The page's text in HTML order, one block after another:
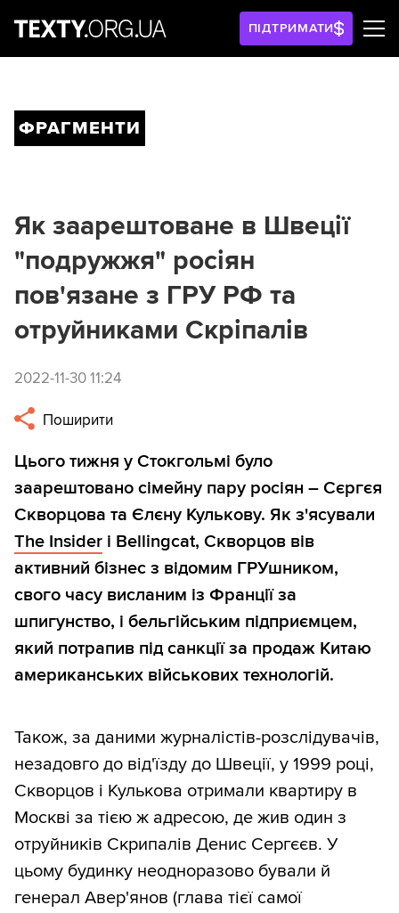
ПІДТРИМАТИ
ФРАГМЕНТИ
Як заарештоване в Швеції
"подружжя" росіян
пов'язане з ГРУ РФ та
отруйниками Скріпалів
2022-11-30 11:24
Поширити
Цього тижня у Стокгольмі було
заарештовано сімейну пару росіян – Сєргєя
Скворцова та Єлєну Кулькову. Як з'ясували
The Insider і Bellingcat, Скворцов вів
активний бізнес з відомим ГРУшником,
свого часу висланим із Франції за
шпигунство, і бельгійським підприємцем,
який потрапив під санкції за продаж Китаю
американських військових технологій.
Також, за даними журналістів-розслідувачів,
незадовго до від'їзду до Швеції, у 1999 році,
Скворцов і Кулькова отримали квартиру в
Москві за тією ж адресою, де жив один з
отруйників Скрипалів Денис Сергєєв. У
цьому будинку неодноразово бували й
генерал Авер'янов (глава тієї самої